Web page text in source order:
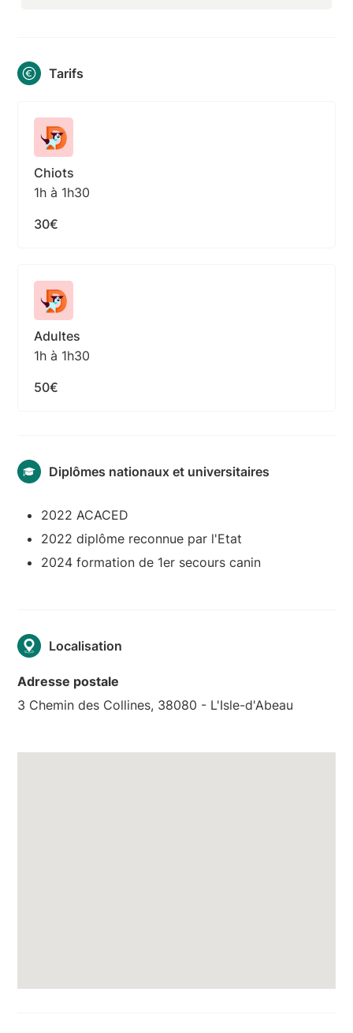
Tarifs
Chiots
1h à 1h30
30€
Adultes
1h à 1h30
50€
Diplômes nationaux et universitaires
2022 ACACED
2022 diplôme reconnue par l'Etat
2024 formation de 1er secours canin
Localisation
Adresse postale
3 Chemin des Collines, 38080 - L'Isle-d'Abeau